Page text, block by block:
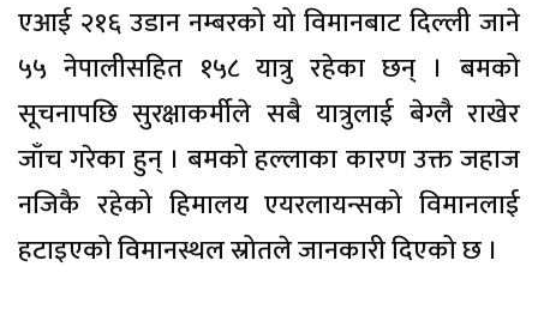
एआई २१६ उडान नम्बरको यो विमानबाट दिल्ली जाने
५५ नेपालीसहित १५८ यात्रु रहेका छन् । बमको
सूचनापछि सुरक्षाकर्मीले सबै यात्रुलाई बेग्लै राखेर
जाँच गरेका हुन् । बमको हल्लाका कारण उक्त जहाज
नजिकै रहेको हिमालय एयरलायन्सको विमानलाई
हटाइएको विमानस्थल स्रोतले जानकारी दिएको छ ।